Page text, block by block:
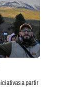
a partir